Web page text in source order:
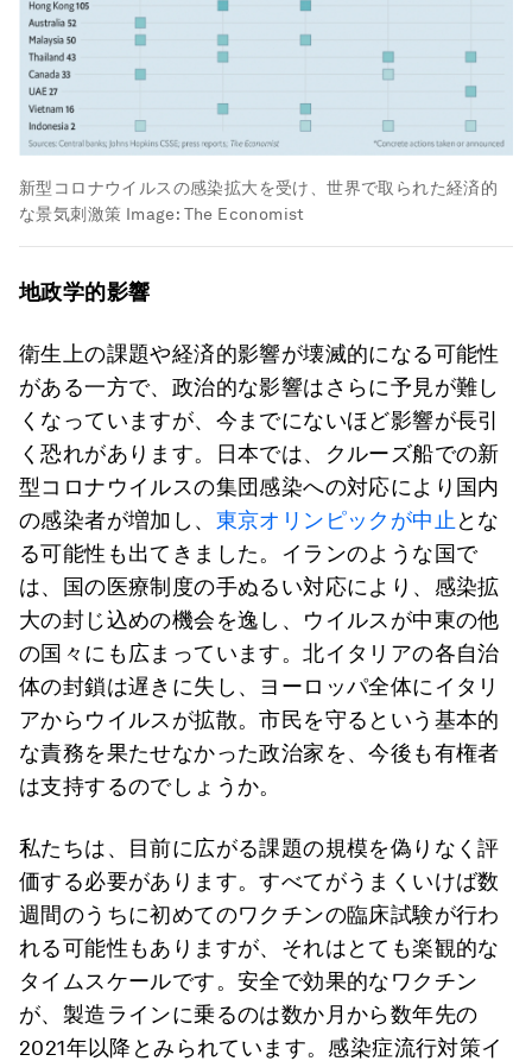
新型コロナウイルスの感染拡大を受け、世界で取られた経済的
な景気刺激策 Image: The Economist
地政学的影響
衛生上の課題や経済的影響が壊滅的になる可能性
がある一方で、政治的な影響はさらに予見が難し
くなっていますが、今までにないほど影響が長引
く恐れがあります。日本では、クルーズ船での新
型コロナウイルスの集団感染への対応により国内
の感染者が増加し、 東京オリンピックが中止 とな
る可能性も出てきました。イランのような国で
は、国の医療制度の手ぬるい対応により、感染拡
大の封じ込めの機会を逸し、ウイルスが中東の他
の国々にも広まっています。北イタリアの各自治
体の封鎖は遅きに失し、ヨーロッパ全体にイタリ
アからウイルスが拡散。市民を守るという基本的
な責務を果たせなかった政治家を、今後も有権者
は支持するのでしょうか。
私たちは、目前に広がる課題の規模を偽りなく評
価する必要があります。すべてがうまくいけば数
週間のうちに初めてのワクチンの臨床試験が行わ
れる可能性もありますが、それはとても楽観的な
タイムスケールです。安全で効果的なワクチン
が、製造ラインに乗るのは数か月から数年先の
2021年以降とみられています。感染症流行対策イ